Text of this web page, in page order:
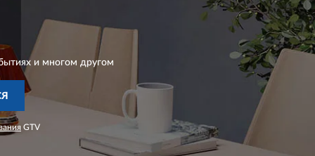
и многом другом
GTV